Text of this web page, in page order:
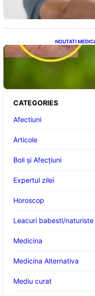
NOUTATI
Cum
țânțarilor:
CATEGORIES
Afectiuni
Articole
Boli și Afecțiuni
Expertul zilei
Horoscop
Leacuri babesti/naturiste
Medicina
Medicina Alternativa
Mediu curat